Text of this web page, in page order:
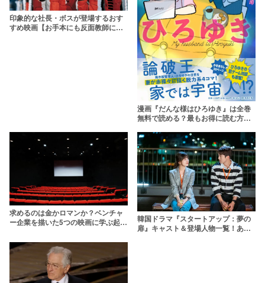
印象的な社長・ボスが登場するおす
すめ映画【お手本にも反面教師に
漫画『だんな様はひろゆき』は全巻
無料で読める？最もお得に読む方法
求めるのは金かロマンか？ベンチャ
ー企業を描いた5つの映画に学ぶ起業
韓国ドラマ『スタートアップ：夢の
扉』キャスト＆登場人物一覧！あら